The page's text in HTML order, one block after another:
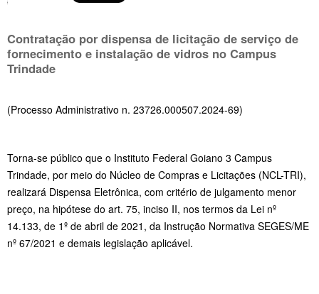
Contratação por dispensa de licitação de serviço de
fornecimento e instalação de vidros no Campus
Trindade
(Processo Administrativo n. 23726.000507.2024-69)
Torna-se público que o Instituto Federal Goiano 3 Campus
Trindade, por meio do Núcleo de Compras e Licitações (NCL-TRI),
realizará Dispensa Eletrônica, com critério de julgamento menor
preço, na hipótese do art. 75, inciso II, nos termos da Lei nº
14.133, de 1º de abril de 2021, da Instrução Normativa SEGES/ME
nº 67/2021 e demais legislação aplicável.